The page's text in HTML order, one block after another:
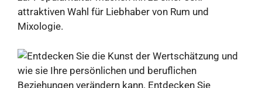
attraktiven Wahl für Liebhaber von Rum und
Mixologie.